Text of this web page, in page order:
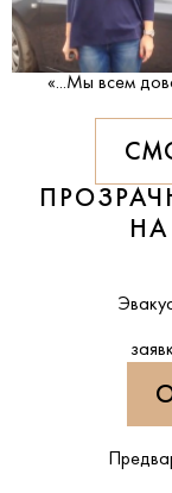
«...Мы всем